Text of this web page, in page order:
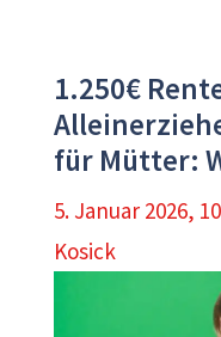
1.250€
für Mütter:
5. Januar 2026,
Kosick